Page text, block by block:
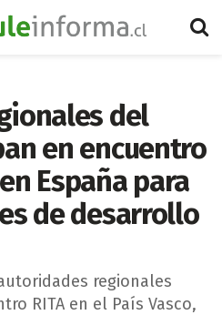
del
en encuentro
España para
de desarrollo
regionales
RITA en el País Vasco,